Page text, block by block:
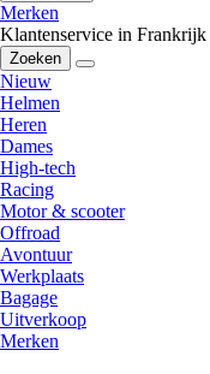
Merken
Klantenservice in Frankrijk
Zoeken
Nieuw
Helmen
Heren
Dames
High-tech
Racing
Motor & scooter
Offroad
Avontuur
Werkplaats
Bagage
Uitverkoop
Merken